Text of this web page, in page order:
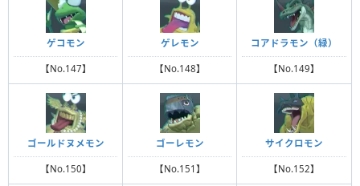
ゲコモン
【No.147】
ゲレモン
【No.148】
コアドラモン（緑）
【No.149】
ゴールドヌメモン
【No.150】
ゴーレモン
【No.151】
サイクロモン
【No.152】